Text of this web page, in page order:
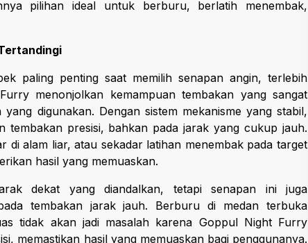
pilihan ideal untuk berburu, berlatih menembak,
paling penting saat memilih senapan angin, terlebih
menonjolkan kemampuan tembakan yang sangat
digunakan. Dengan sistem mekanisme yang stabil,
tembakan presisi, bahkan pada jarak yang cukup jauh.
di alam liar, atau sekadar latihan menembak pada target
hasil yang memuaskan.
dekat yang diandalkan, tetapi senapan ini juga
tembakan jarak jauh. Berburu di medan terbuka
tidak akan jadi masalah karena Goppul Night Furry
memastikan hasil yang memuaskan bagi penggunanya.